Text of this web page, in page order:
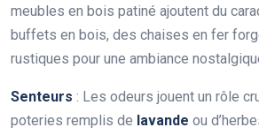
meubles en bois patiné ajoutent du
buffets en bois, des chaises en fer
rustiques pour une ambiance
Senteurs : Les odeurs jouent un rôle
poteries remplis de lavande ou